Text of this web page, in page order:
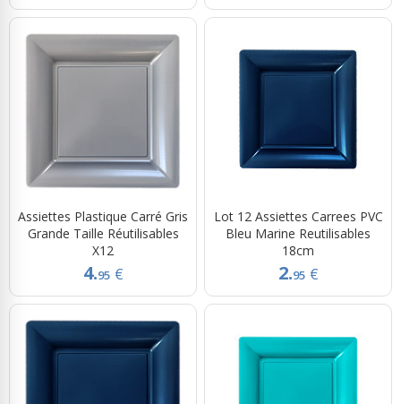
Assiettes Plastique Carré Gris
Grande Taille Réutilisables
X12
4.95 €
Lot 12 Assiettes Carrees PVC
Bleu Marine Reutilisables
18cm
2.95 €